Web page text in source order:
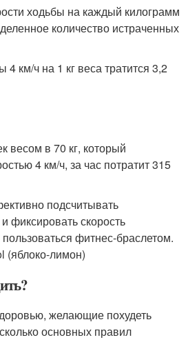
ходьбы на каждый килограмм
количество истраченных
4 км/ч на 1 кг веса тратится 3,2
весом в 70 кг, который
4 км/ч, за час потратит 315
подсчитывать
фиксировать скорость
фитнес-браслетом.
(яблоко-лимон)
желающие похудеть
основных правил